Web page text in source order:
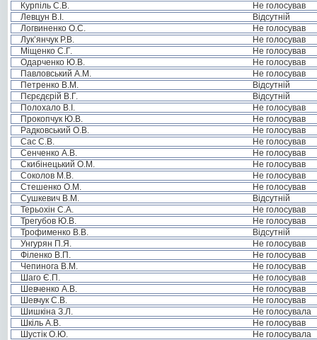
Курпіль С.В.
Не голосував
Левцун В.І.
Відсутній
Логвиненко О.С.
Не голосував
Лук’янчук Р.В.
Не голосував
Міщенко С.Г.
Не голосував
Одарченко Ю.В.
Не голосував
Павловський А.М.
Не голосував
Петренко В.М.
Відсутній
Пєрєдєрій В.Г.
Відсутній
Полохало В.І.
Не голосував
Прокопчук Ю.В.
Не голосував
Радковський О.В.
Не голосував
Сас С.В.
Не голосував
Сенченко А.В.
Не голосував
Скибінецький О.М.
Не голосував
Соколов М.В.
Не голосував
Стешенко О.М.
Не голосував
Сушкевич В.М.
Відсутній
Терьохін С.А.
Не голосував
Трегубов Ю.В.
Не голосував
Трофименко В.В.
Відсутній
Унгурян П.Я.
Не голосував
Філенко В.П.
Не голосував
Чепинога В.М.
Не голосував
Шаго Є.П.
Не голосував
Шевченко А.В.
Не голосував
Шевчук С.В.
Не голосував
Шишкіна З.Л.
Не голосувала
Шкіль А.В.
Не голосував
Шустік О.Ю.
Не голосувала